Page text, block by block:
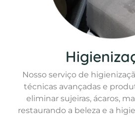
Nosso serviço de
técnicas avançadas e
eliminar sujeiras, ácaros,
restaurando a beleza e a